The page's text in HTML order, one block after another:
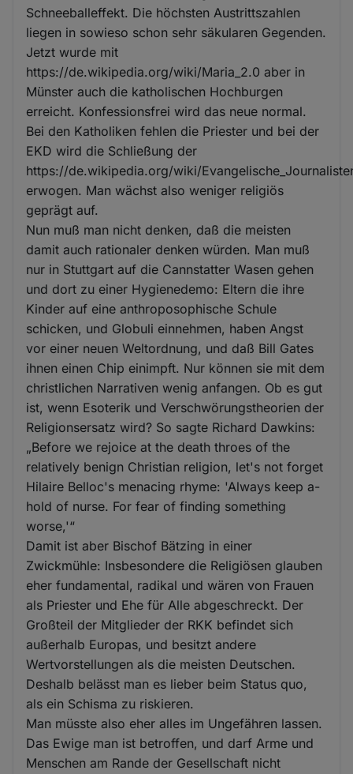
Schneeballeffekt. Die höchsten Austrittszahlen
liegen in sowieso schon sehr säkularen Gegenden.
Jetzt wurde mit
https://de.wikipedia.org/wiki/Maria_2.0 aber in
Münster auch die katholischen Hochburgen
erreicht. Konfessionsfrei wird das neue normal.
Bei den Katholiken fehlen die Priester und bei der
EKD wird die Schließung der
https://de.wikipedia.org/wiki/
erwogen. Man wächst also weniger religiös
geprägt auf.
Nun muß man nicht denken, daß die meisten
damit auch rationaler denken würden. Man muß
nur in Stuttgart auf die Cannstatter Wasen gehen
und dort zu einer Hygienedemo: Eltern die ihre
Kinder auf eine anthroposophische Schule
schicken, und Globuli einnehmen, haben Angst
vor einer neuen Weltordnung, und daß Bill Gates
ihnen einen Chip einimpft. Nur können sie mit dem
christlichen Narrativen wenig anfangen. Ob es gut
ist, wenn Esoterik und Verschwörungstheorien der
Religionsersatz wird? So sagte Richard Dawkins:
„Before we rejoice at the death throes of the
relatively benign Christian religion, let's not forget
Hilaire Belloc's menacing rhyme: 'Always keep a-
hold of nurse. For fear of finding something
worse,'“
Damit ist aber Bischof Bätzing in einer
Zwickmühle: Insbesondere die Religiösen glauben
eher fundamental, radikal und wären von Frauen
als Priester und Ehe für Alle abgeschreckt. Der
Großteil der Mitglieder der RKK befindet sich
außerhalb Europas, und besitzt andere
Wertvorstellungen als die meisten Deutschen.
Deshalb belässt man es lieber beim Status quo,
als ein Schisma zu riskieren.
Man müsste also eher alles im Ungefähren lassen.
Das Ewige man ist betroffen, und darf Arme und
Menschen am Rande der Gesellschaft nicht